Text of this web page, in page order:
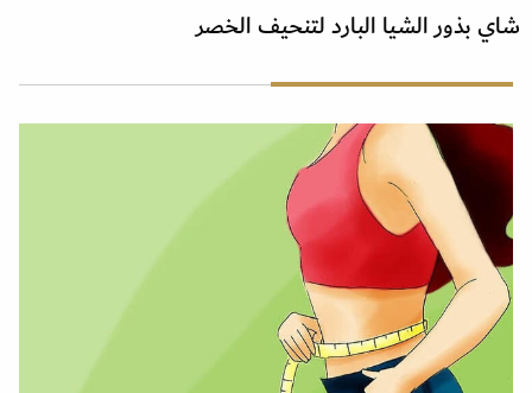
شاي بذور الشيا البارد لتنحيف الخصر